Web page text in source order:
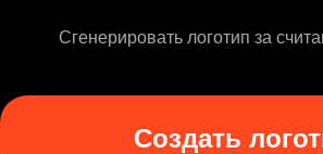
Сгенерировать логотип за
Создать